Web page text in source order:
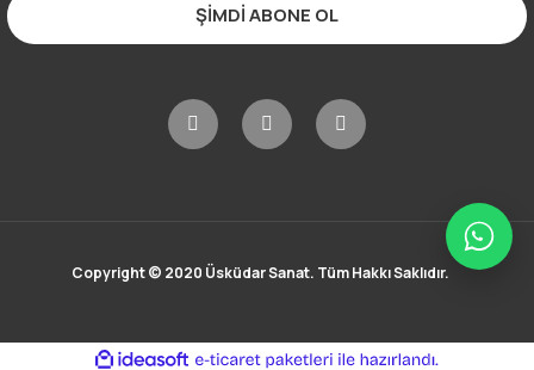
ŞİMDİ ABONE OL
Copyright © 2020 Üsküdar Sanat. Tüm Hakkı Saklıdır.
ideasoft e-